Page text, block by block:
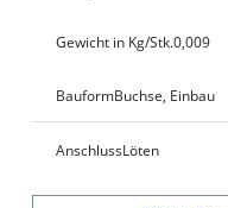
Gewicht in Kg/Stk.0,009
BauformBuchse, Einbau
AnschlussLöten